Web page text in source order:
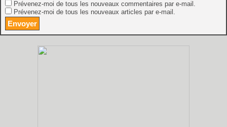
Prévenez-moi de tous les nouveaux commentaires par e-mail.
Prévenez-moi de tous les nouveaux articles par e-mail.